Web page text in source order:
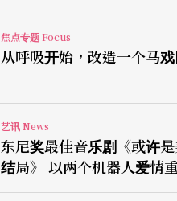
焦点专题 Focus
从呼吸开始，改造一个马
艺讯 News
东尼奖最佳音乐剧《或许
结局》 以两个机器人爱情
视有限人生